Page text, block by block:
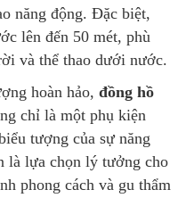
năng động. Đặc biệt,
lên đến 50 mét, phù
và thể thao dưới nước.
hoàn hảo, đồng hồ
chỉ là một phụ kiện
tượng của sự năng
là lựa chọn lý tưởng cho
phong cách và gu thẩm